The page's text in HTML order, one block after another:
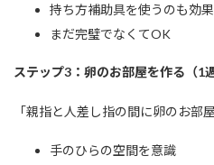
持ち方補助具を使うのも効
まだ完璧でなくてOK
ステップ3：卵のお部屋を作る（1週
「親指と人差し指の間に卵のお部
手のひらの空間を意識